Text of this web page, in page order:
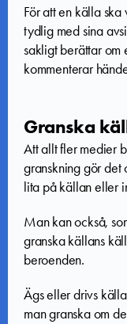
För att en källa
tydlig med sina
sakligt berättar om
kommenterar
Granska
Att allt fler medier
granskning gör det
lita på källan eller
Man kan också,
granska källans
beroenden.
Ägs eller drivs
man granska om